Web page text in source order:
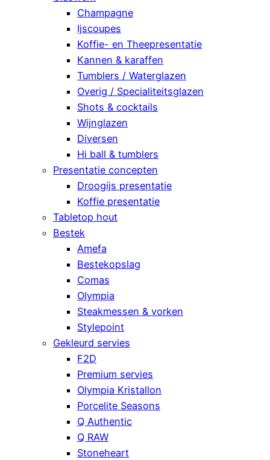
Champagne
Ijscoupes
Koffie- en Theepresentatie
Kannen & karaffen
Tumblers / Waterglazen
Overig / Specialiteitsglazen
Shots & cocktails
Wijnglazen
Diversen
Hi ball & tumblers
Presentatie concepten
Droogijs presentatie
Koffie presentatie
Tabletop hout
Bestek
Amefa
Bestekopslag
Comas
Olympia
Steakmessen & vorken
Stylepoint
Gekleurd servies
F2D
Premium servies
Olympia Kristallon
Porcelite Seasons
Q Authentic
Q RAW
Stoneheart